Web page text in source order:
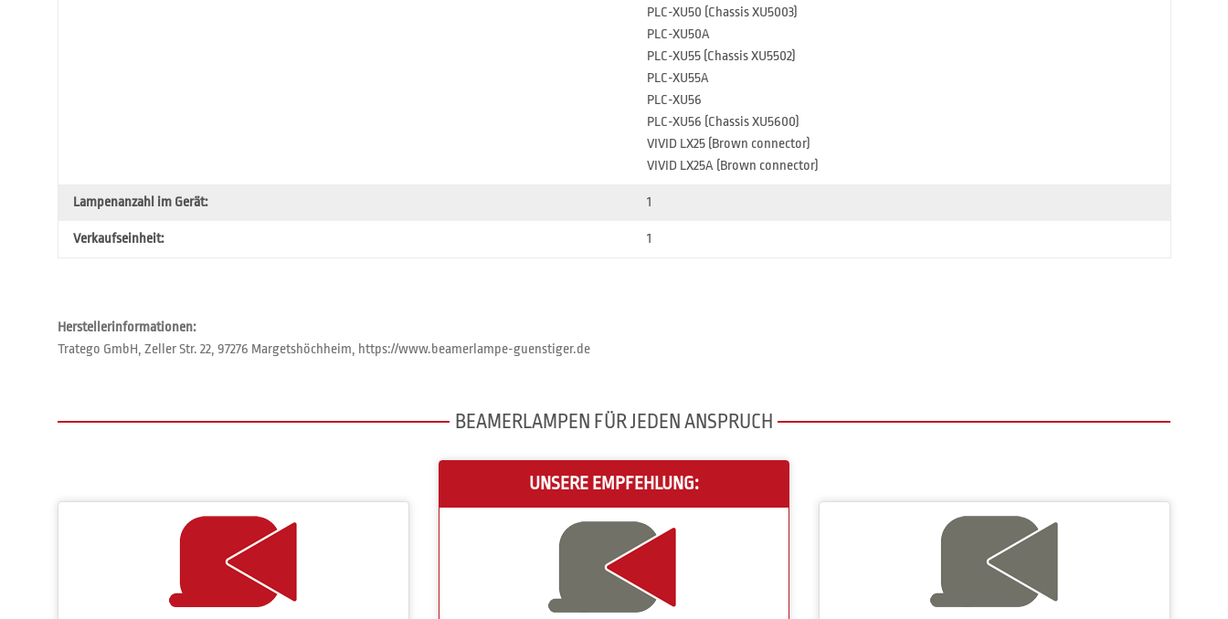
PLC-XU50 (Chassis XU5003)
PLC-XU50A
PLC-XU55 (Chassis XU5502)
PLC-XU55A
PLC-XU56
PLC-XU56 (Chassis XU5600)
VIVID LX25 (Brown connector)
VIVID LX25A (Brown connector)
Lampenanzahl im Gerät: 1
Verkaufseinheit: 1
Herstellerinformationen:
Tratego GmbH, Zeller Str. 22, 97276 Margetshöchheim, https://www.beamerlampe-guenstiger.de
BEAMERLAMPEN FÜR JEDEN ANSPRUCH
UNSERE EMPFEHLUNG: